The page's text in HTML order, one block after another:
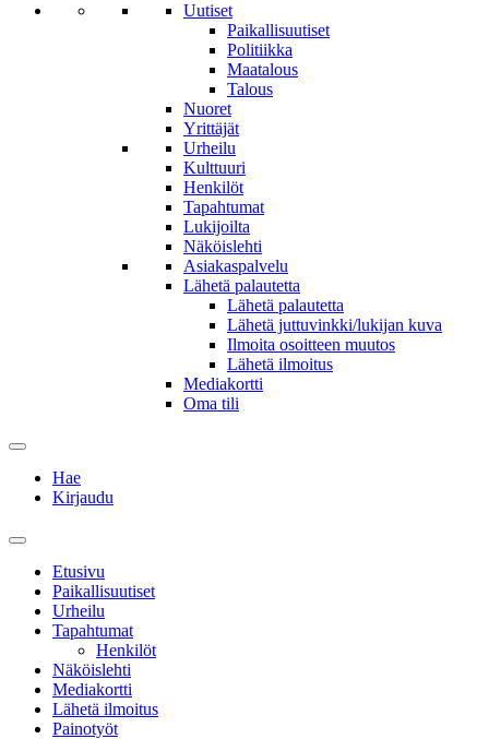
Uutiset
Paikallisuutiset
Politiikka
Maatalous
Talous
Nuoret
Yrittäjät
Urheilu
Kulttuuri
Henkilöt
Tapahtumat
Lukijoilta
Näköislehti
Asiakaspalvelu
Lähetä palautetta
Lähetä palautetta
Lähetä juttuvinkki/lukijan kuva
Ilmoita osoitteen muutos
Lähetä ilmoitus
Mediakortti
Oma tili
Hae
Kirjaudu
Etusivu
Paikallisuutiset
Urheilu
Tapahtumat
Henkilöt
Näköislehti
Mediakortti
Lähetä ilmoitus
Painotyöt